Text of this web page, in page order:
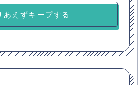
あえずキープする